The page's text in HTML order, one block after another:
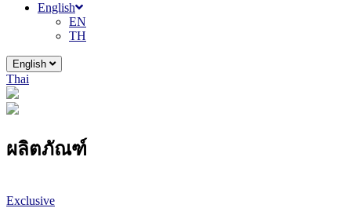
English
EN
TH
English
Thai
ผลิตภัณฑ์
Exclusive